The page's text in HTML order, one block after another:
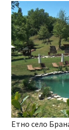
Етно село